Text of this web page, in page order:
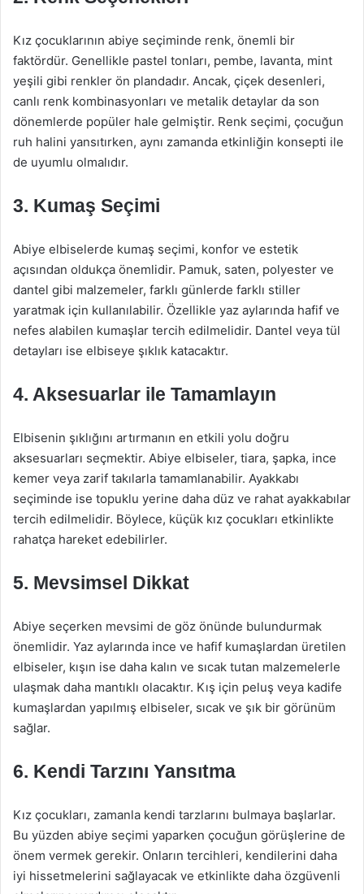
Kız çocuklarının abiye seçiminde renk, önemli bir
faktördür. Genellikle pastel tonları, pembe, lavanta, mint
yeşili gibi renkler ön plandadır. Ancak, çiçek desenleri,
canlı renk kombinasyonları ve metalik detaylar da son
dönemlerde popüler hale gelmiştir. Renk seçimi, çocuğun
ruh halini yansıtırken, aynı zamanda etkinliğin konsepti ile
de uyumlu olmalıdır.
3. Kumaş Seçimi
Abiye elbiselerde kumaş seçimi, konfor ve estetik
açısından oldukça önemlidir. Pamuk, saten, polyester ve
dantel gibi malzemeler, farklı günlerde farklı stiller
yaratmak için kullanılabilir. Özellikle yaz aylarında hafif ve
nefes alabilen kumaşlar tercih edilmelidir. Dantel veya tül
detayları ise elbiseye şıklık katacaktır.
4. Aksesuarlar ile Tamamlayın
Elbisenin şıklığını artırmanın en etkili yolu doğru
aksesuarları seçmektir. Abiye elbiseler, tiara, şapka, ince
kemer veya zarif takılarla tamamlanabilir. Ayakkabı
seçiminde ise topuklu yerine daha düz ve rahat ayakkabılar
tercih edilmelidir. Böylece, küçük kız çocukları etkinlikte
rahatça hareket edebilirler.
5. Mevsimsel Dikkat
Abiye seçerken mevsimi de göz önünde bulundurmak
önemlidir. Yaz aylarında ince ve hafif kumaşlardan üretilen
elbiseler, kışın ise daha kalın ve sıcak tutan malzemelerle
ulaşmak daha mantıklı olacaktır. Kış için peluş veya kadife
kumaşlardan yapılmış elbiseler, sıcak ve şık bir görünüm
sağlar.
6. Kendi Tarzını Yansıtma
Kız çocukları, zamanla kendi tarzlarını bulmaya başlarlar.
Bu yüzden abiye seçimi yaparken çocuğun görüşlerine de
önem vermek gerekir. Onların tercihleri, kendilerini daha
iyi hissetmelerini sağlayacak ve etkinlikte daha özgüvenli